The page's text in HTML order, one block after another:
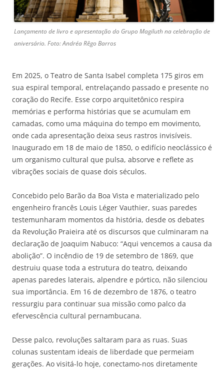
Lançamento de livro e apresentação do Grupo Magiluth na celebração de
aniversário. Foto: Andréa Rêgo Barros
Em 2025, o Teatro de Santa Isabel completa 175 giros em
sua espiral temporal, entrelaçando passado e presente no
coração do Recife. Esse corpo arquitetônico respira
memórias e performa histórias que se acumulam em
camadas, como uma máquina do tempo em movimento,
onde cada apresentação deixa seus rastros invisíveis.
Inaugurado em 18 de maio de 1850, o edifício neoclássico é
um organismo cultural que pulsa, absorve e reflete as
vibrações sociais de quase dois séculos.
Concebido pelo Barão da Boa Vista e materializado pelo
engenheiro francês Louis Léger Vauthier, suas paredes
testemunharam momentos da história, desde os debates
da Revolução Praieira até os discursos que culminaram na
declaração de Joaquim Nabuco: “Aqui vencemos a causa da
abolição”. O incêndio de 19 de setembro de 1869, que
destruiu quase toda a estrutura do teatro, deixando
apenas paredes laterais, alpendre e pórtico, não silenciou
sua importância. Em 16 de dezembro de 1876, o teatro
ressurgiu para continuar sua missão como palco da
efervescência cultural pernambucana.
Desse palco, revoluções saltaram para as ruas. Suas
colunas sustentam ideais de liberdade que permeiam
gerações. Ao visitá-lo hoje, conectamo-nos diretamente